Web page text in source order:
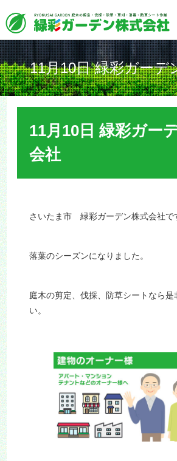
11月10日 緑彩ガーデ
11月10日 緑彩ガー
会社
さいたま市 緑彩ガーデン株式会社で
落葉のシーズンになりました。
庭木の剪定、伐採、防草シートなら是
い。